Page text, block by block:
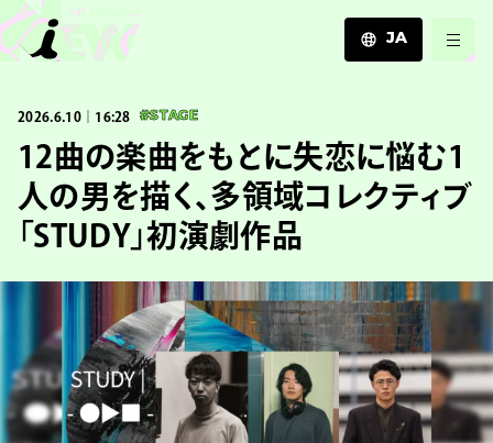
JA
ZH
2026.6.10｜16:28 #STAGE
12曲の楽曲をもとに失恋に悩む1
人の男を描く、多領域コレクティブ
「STUDY」初演劇作品